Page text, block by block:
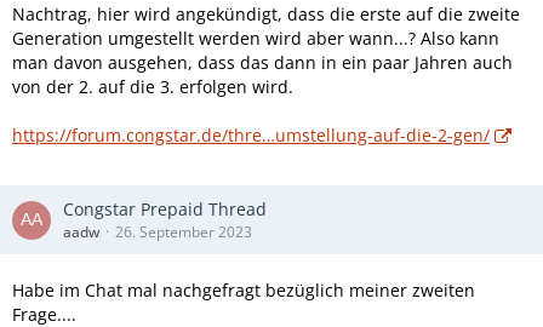
Nachtrag, hier wird angekündigt, dass die erste auf die zweite
Generation umgestellt werden wird aber wann...? Also kann
man davon ausgehen, dass das dann in ein paar Jahren auch
von der 2. auf die 3. erfolgen wird.
https://forum.congstar.de/thre…umstellung-auf-die-2-gen/
Congstar Prepaid Thread
aadw 26. September 2023
Habe im Chat mal nachgefragt bezüglich meiner zweiten
Frage....